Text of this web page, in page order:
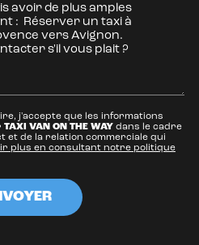
j'accepte que les informations
TAXI VAN ON THE WAYdans le cadre
et de la relation commerciale qui
plus en consultant notre politique